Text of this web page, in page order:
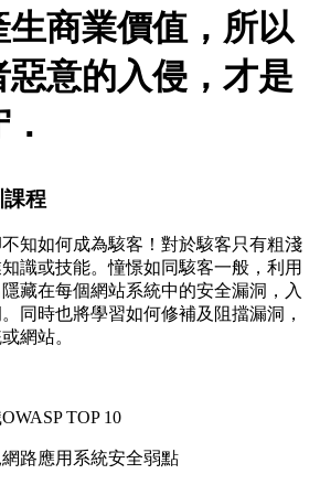
商業價值，所以
惡意的入侵，才是
程
知如何成為駭客！對於駭客只有粗淺
識或技能。憧憬如同駭客一般，利用
藏在每個網站系統中的安全漏洞，入
同時也將學習如何修補及阻擋漏洞，
網站。
TOP 10
路應用系統安全弱點